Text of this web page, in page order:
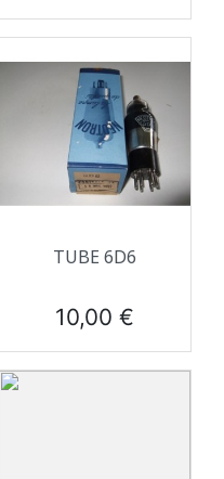
TUBE 6D6
Prix
10,00 €